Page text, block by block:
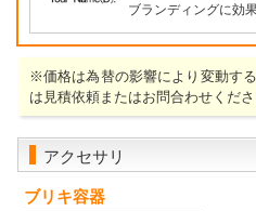
ブランディングに効果
※価格は為替の影響により変動す
は見積依頼またはお問合わせくださ
アクセサリ
ブリキ容器